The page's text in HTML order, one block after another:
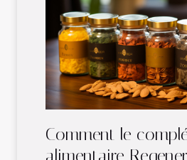
Comment le
alimentaire